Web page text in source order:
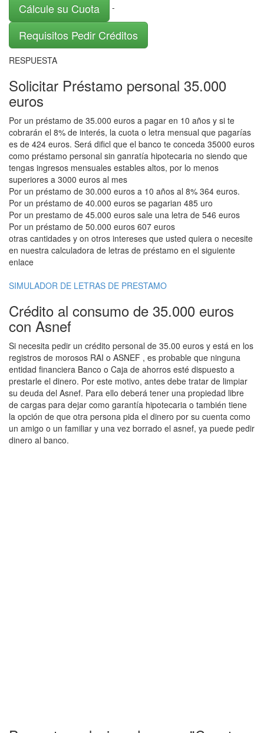
Cálcule su Cuota -
Requisitos Pedir Créditos
RESPUESTA
Solicitar Préstamo personal 35.000
euros
Por un préstamo de 35.000 euros a pagar en 10 años y si te
cobrarán el 8% de interés, la cuota o letra mensual que pagarías
es de 424 euros. Será dificl que el banco te conceda 35000 euros
como préstamo personal sin ganratía hipotecaria no siendo que
tengas ingresos mensuales estables altos, por lo menos
superiores a 3000 euros al mes
Por un préstamo de 30.000 euros a 10 años al 8% 364 euros.
Por un préstamo de 40.000 euros se pagarian 485 uro
Por un prestamo de 45.000 euros sale una letra de 546 euros
Por un préstamo de 50.000 euros 607 euros
otras cantidades y on otros intereses que usted quiera o necesite
en nuestra calculadora de letras de préstamo en el siguiente
enlace
SIMULADOR DE LETRAS DE PRESTAMO
Crédito al consumo de 35.000 euros
con Asnef
Si necesita pedir un crédito personal de 35.00 euros y está en los
registros de morosos RAI o ASNEF , es probable que ninguna
entidad financiera Banco o Caja de ahorros esté dispuesto a
prestarle el dinero. Por este motivo, antes debe tratar de limpiar
su deuda del Asnef. Para ello deberá tener una propiedad libre
de cargas para dejar como garantía hipotecaria o también tiene
la opción de que otra persona pida el dinero por su cuenta como
un amigo o un familiar y una vez borrado el asnef, ya puede pedir
dinero al banco.